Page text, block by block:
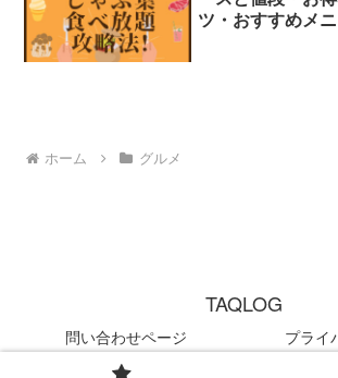
ツ・おすすめメ
ホーム グルメ
TAQLOG
問い合わせページ
プライ